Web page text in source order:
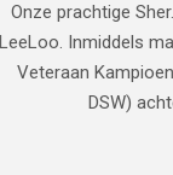
Onze prachtige
LeeLoo. Inmiddels
Veteraan
DSW)